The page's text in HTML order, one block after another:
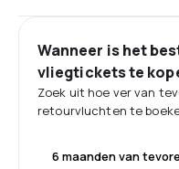
Wanneer is het
vliegtickets te
Zoek uit hoe ver van
retourvluchten te
6 maanden van